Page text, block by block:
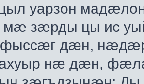
уарзон
мæ зæрды цы ис
дæн, нæдæр
ахуыр нæ дæн,